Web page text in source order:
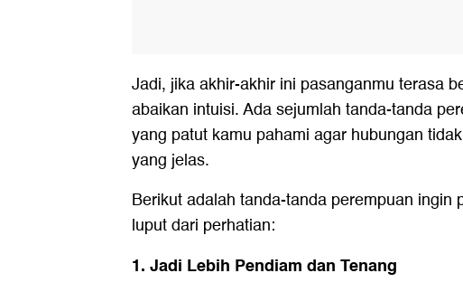
Jadi, jika akhir-akhir ini pasanganmu terasa
abaikan intuisi. Ada sejumlah tanda-tanda
yang patut kamu pahami agar hubungan
yang jelas.
Berikut adalah tanda-tanda perempuan ingin
luput dari perhatian:
1. Jadi Lebih Pendiam dan Tenang